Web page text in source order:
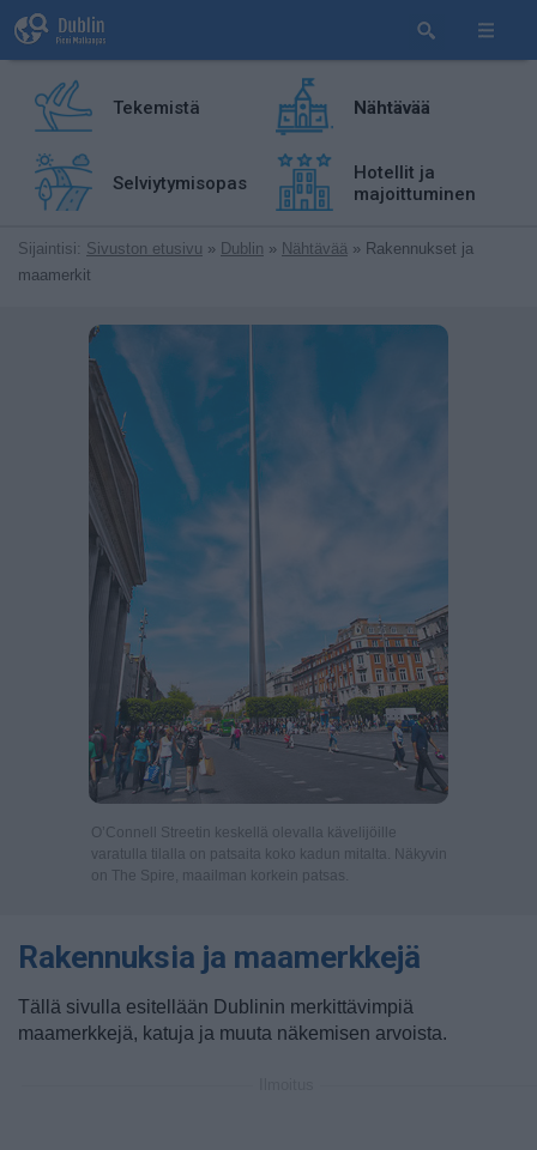
Tekemistä Nähtävää
Selviytymisopas
Hotellit ja
majoittuminen
Sijaintisi: Sivuston etusivu » Dublin » Nähtävää » Rakennukset ja
maamerkit
O’Connell Streetin keskellä olevalla kävelijöille
varatulla tilalla on patsaita koko kadun mitalta. Näkyvin
on The Spire, maailman korkein patsas.
Rakennuksia ja maamerkkejä
Tällä sivulla esitellään Dublinin merkittävimpiä
maamerkkejä, katuja ja muuta näkemisen arvoista.